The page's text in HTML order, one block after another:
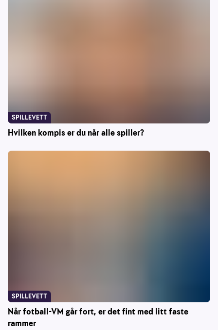
Hvilken kompis er du når alle spiller?
SPILLEVETT
Når fotball-VM går fort, er det fint med litt faste
rammer
SPILLEVETT